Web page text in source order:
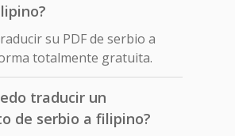
su PDF de serbio a
totalmente gratuita.
traducir un
de serbio a filipino?